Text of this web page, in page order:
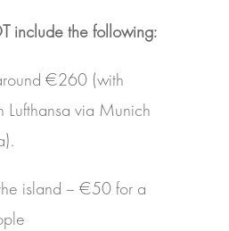
include the following:
€260 (with
Lufthansa via Munich
island – €50 for a